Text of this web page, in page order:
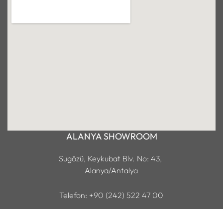
ALANYA SHOWROOM
Sugözü, Keykubat Blv. No: 43,
Alanya/Antalya
Telefon: +90 (242) 522 47 00